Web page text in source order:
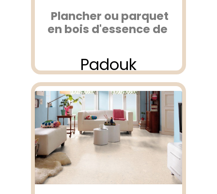
Plancher ou parquet
en bois d'essence de
Padouk